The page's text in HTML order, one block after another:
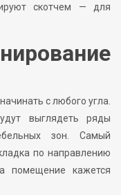
скотчем — для
с любого угла.
выглядеть ряды
зон. Самый
по направлению
помещение кажется